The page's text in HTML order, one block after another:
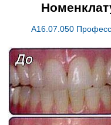
A16.07.050